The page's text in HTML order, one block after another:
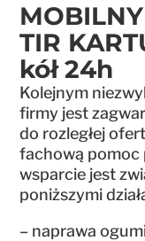
TIR
kół 24h
Kolejnym
firmy jest
do rozległej
fachową pomoc
wsparcie jest
poniższymi
– naprawa